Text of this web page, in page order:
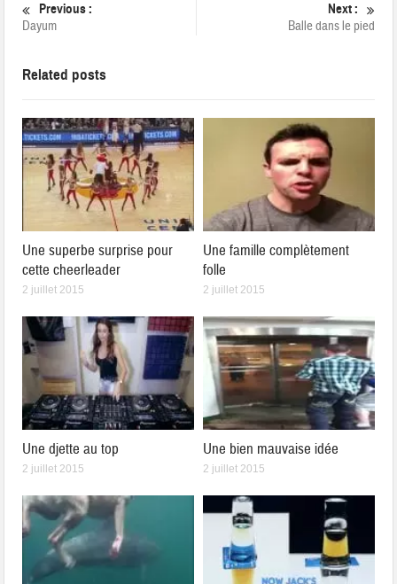
Previous :
Dayum
Next :
Balle dans le pied
Related posts
Une superbe surprise pour
cette cheerleader
2 juillet 2015
Une famille complètement
folle
2 juillet 2015
Une djette au top
2 juillet 2015
Une bien mauvaise idée
2 juillet 2015